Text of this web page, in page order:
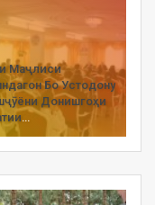
Маҷлиси
Бо Устодону
Донишгоҳи
…